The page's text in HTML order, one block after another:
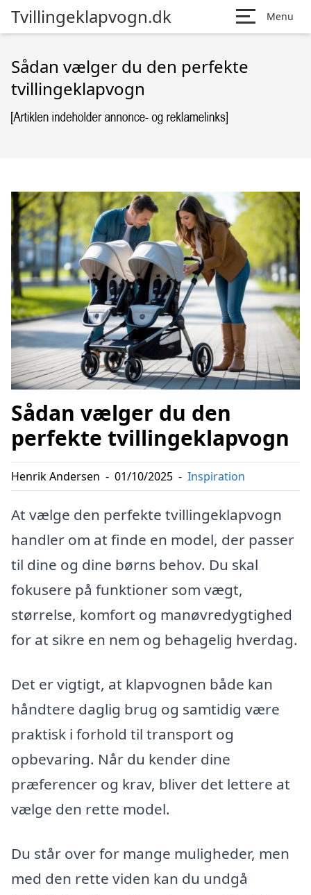
Tvillingeklapvogn.dk Menu
Sådan vælger du den perfekte
tvillingeklapvogn
Sådan vælger du den
perfekte tvillingeklapvogn
Henrik Andersen - 01/10/2025 - Inspiration
At vælge den perfekte tvillingeklapvogn
handler om at finde en model, der passer
til dine og dine børns behov. Du skal
fokusere på funktioner som vægt,
størrelse, komfort og manøvredygtighed
for at sikre en nem og behagelig hverdag.
Det er vigtigt, at klapvognen både kan
håndtere daglig brug og samtidig være
praktisk i forhold til transport og
opbevaring. Når du kender dine
præferencer og krav, bliver det lettere at
vælge den rette model.
Du står over for mange muligheder, men
med den rette viden kan du undgå